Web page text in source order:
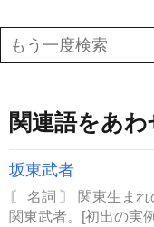
関連語をあ
坂東武者
〘 名詞 〙 関東生ま
関東武者。[初出の実